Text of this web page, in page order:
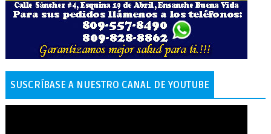
SUSCRÍBASE A NUESTRO CANAL DE YOUTUBE